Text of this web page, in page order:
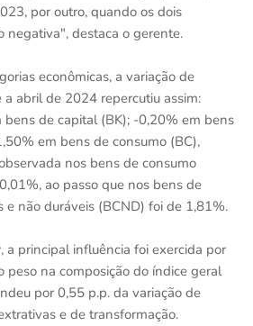
por outro, quando os dois
negativa", destaca o gerente.
econômicas, a variação de
abril de 2024 repercutiu assim:
de capital (BK); -0,20% em bens
em bens de consumo (BC),
nos bens de consumo
ao passo que nos bens de
e não duráveis (BCND) foi de 1,81%.
a principal influência foi exercida por
peso na composição do índice geral
por 0,55 p.p. da variação de
e de transformação.